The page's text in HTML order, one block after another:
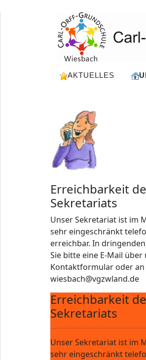
AKTUELLES
Erreichbarkeit
Sekretariats
Unser Sekretariat ist im
sehr eingeschränkt
erreichbar. In
Sie bitte eine E-Mail über
Kontaktformular oder an
wiesbach@vgzwland.de
Erreichbarkeit
Sekretariats
Unser Sekretariat ist im
sehr eingeschränkt